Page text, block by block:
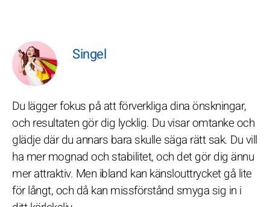
Singel
Du lägger fokus på att förverkliga dina önskningar,
och resultaten gör dig lycklig. Du visar omtanke och
glädje där du annars bara skulle säga rätt sak. Du vill
ha mer mognad och stabilitet, och det gör dig ännu
mer attraktiv. Men ibland kan känslouttrycket gå lite
för långt, och då kan missförstånd smyga sig in i